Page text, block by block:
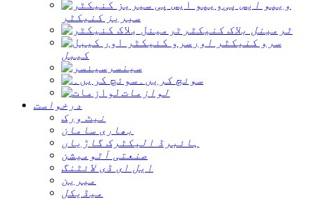
ویپو ایس پی
سیریز کنیکٹر
ٹرمینل بلاک کنیکٹر
سرو کنیکٹر اور
کیبل
سینسر
سوئچ کریں۔
لوازمات
درخواست
نیٹ ورک
بھاری سامان
ہائبرڈ الیکٹرک گاڑیاں
صنعتی آٹومیشن
ایل ای ڈی لائٹنگ
میرین
میڈیکل